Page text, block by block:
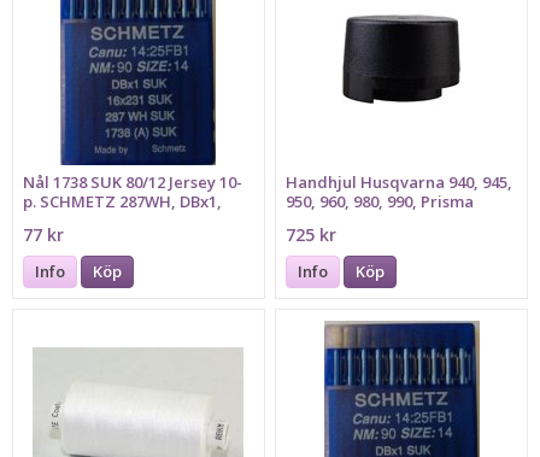
Nål 1738 SUK 80/12 Jersey 10-
p. SCHMETZ 287WH, DBx1,
grovlek 90
77 kr
Info Köp
Handhjul Husqvarna 940, 945,
950, 960, 980, 990, Prisma
725 kr
Info Köp